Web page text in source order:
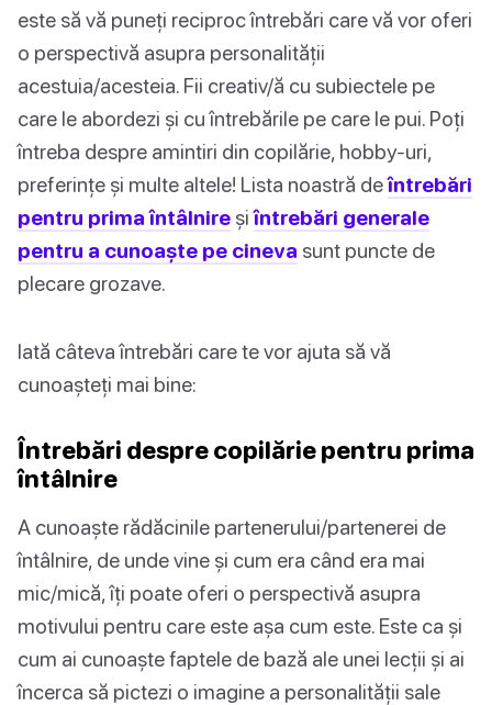
este să vă puneți reciproc întrebări care vă vor oferi
o perspectivă asupra personalității
acestuia/acesteia. Fii creativ/ă cu subiectele pe
care le abordezi și cu întrebările pe care le pui. Poți
întreba despre amintiri din copilărie, hobby-uri,
preferințe și multe altele! Lista noastră deîntrebări
pentru prima întâlnire șiîntrebări generale
pentru a cunoaște pe cineva sunt puncte de
plecare grozave.
Iată câteva întrebări care te vor ajuta să vă
cunoașteți mai bine:
Întrebări despre copilărie pentru prima
întâlnire
A cunoaște rădăcinile partenerului/partenerei de
întâlnire, de unde vine și cum era când era mai
mic/mică, îți poate oferi o perspectivă asupra
motivului pentru care este așa cum este. Este ca și
cum ai cunoaște faptele de bază ale unei lecții și ai
încerca să pictezi o imagine a personalității sale